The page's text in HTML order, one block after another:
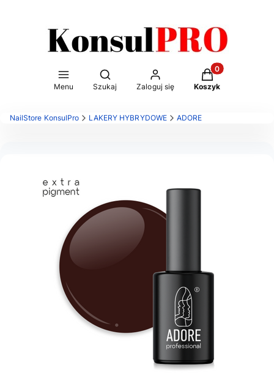
Menu
Otwórz wyszukiwarkę
Szukaj Zaloguj się
Produkty w
Koszyk
NailStore KonsulPro LAKERY HYBRYDOWE ADORE